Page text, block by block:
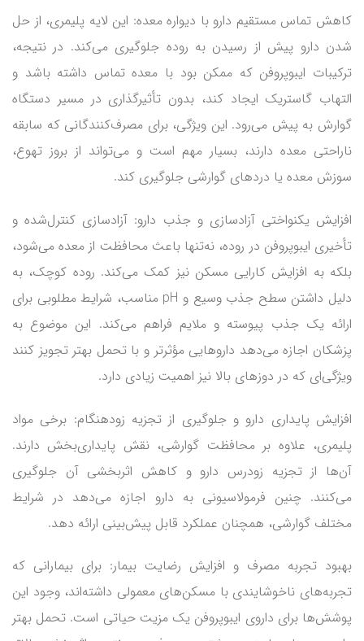
کاهش تماس مستقیم دارو با دیواره معده: این لایه پلیمری، از حل
شدن دارو پیش از رسیدن به روده جلوگیری می‌کند. در نتیجه،
ترکیبات ایبوپروفن که ممکن بود با معده تماس داشته باشد و
التهاب گاستریک ایجاد کند، بدون تأثیرگذاری در مسیر دستگاه
گوارش به پیش می‌رود. این ویژگی، برای مصرف‌کنندگانی که سابقه
ناراحتی معده دارند، بسیار مهم است و می‌تواند از بروز تهوع،
سوزش معده یا دردهای گوارشی جلوگیری کند.
افزایش یکنواختی آزادسازی و جذب دارو: آزادسازی کنترل‌شده و
تأخیری ایبوپروفن در روده، نه‌تنها باعث محافظت از معده می‌شود،
بلکه به افزایش کارایی مسکن نیز کمک می‌کند. روده کوچک، به
دلیل داشتن سطح جذب وسیع و pH مناسب، شرایط مطلوبی برای
ارائه یک جذب پیوسته و ملایم فراهم می‌کند. این موضوع به
پزشکان اجازه می‌دهد داروهایی مؤثرتر و با تحمل بهتر تجویز کنند
ویژگی‌ای که در دوزهای بالا نیز اهمیت زیادی دارد.
افزایش پایداری دارو و جلوگیری از تجزیه زودهنگام: برخی مواد
پلیمری، علاوه بر محافظت گوارشی، نقش پایداری‌بخش دارند.
آن‌ها از تجزیه زودرس دارو و کاهش اثربخشی آن جلوگیری
می‌کنند. چنین فرمولاسیونی به دارو اجازه می‌دهد در شرایط
مختلف گوارشی، همچنان عملکرد قابل پیش‌بینی ارائه دهد.
بهبود تجربه مصرف و افزایش رضایت بیمار: برای بیمارانی که
تجربه‌های ناخوشایندی با مسکن‌های معمولی داشته‌اند، وجود این
پوشش‌ها برای داروی ایبوپروفن یک مزیت حیاتی است. تحمل بهتر